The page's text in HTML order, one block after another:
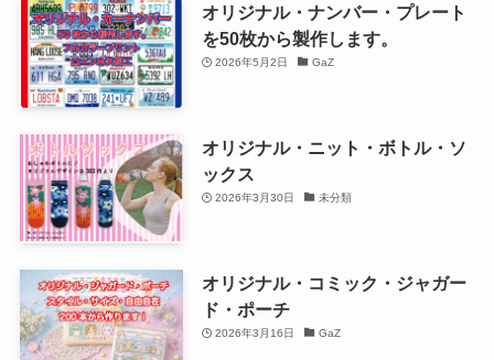
オリジナル・ナンバー・プレート
を50枚から製作します。
2026年5月2日 GaZ
オリジナル・ニット・ボトル・ソ
ックス
2026年3月30日 未分類
オリジナル・コミック・ジャガー
ド・ポーチ
2026年3月16日 GaZ